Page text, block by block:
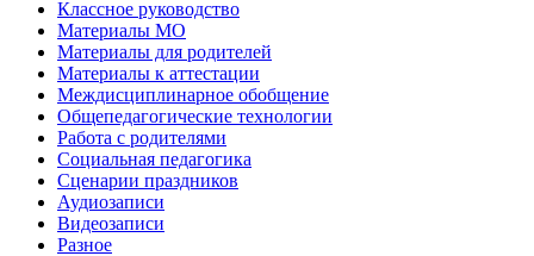
Классное руководство
Материалы МО
Материалы для родителей
Материалы к аттестации
Междисциплинарное обобщение
Общепедагогические технологии
Работа с родителями
Социальная педагогика
Сценарии праздников
Аудиозаписи
Видеозаписи
Разное